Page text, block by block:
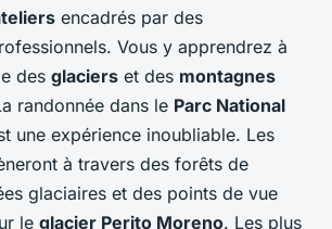
encadrés par des
Vous y apprendrez à
des glaciers et des montagnes
randonnée dans le Parc National
une expérience inoubliable. Les
à travers des forêts de
glaciaires et des points de vue
le glacier Perito Moreno. Les plus